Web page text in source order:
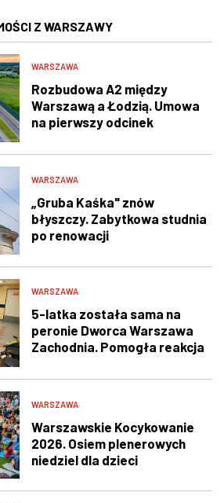
Z WARSZAWY
WARSZAWA
Rozbudowa A2 między
Warszawą a Łodzią. Umowa
na pierwszy odcinek
WARSZAWA
„Gruba Kaśka" znów
błyszczy. Zabytkowa studnia
po renowacji
WARSZAWA
5-latka została sama na
peronie Dworca Warszawa
Zachodnia. Pomogła reakcja
WARSZAWA
Warszawskie Kocykowanie
2026. Osiem plenerowych
niedziel dla dzieci